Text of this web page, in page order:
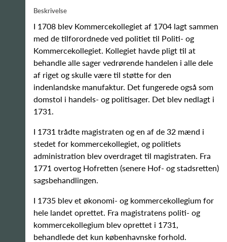
Beskrivelse
I 1708 blev Kommercekollegiet af 1704 lagt sammen
med de tilforordnede ved politiet til Politi- og
Kommercekollegiet. Kollegiet havde pligt til at
behandle alle sager vedrørende handelen i alle dele
af riget og skulle være til støtte for den
indenlandske manufaktur. Det fungerede også som
domstol i handels- og politisager. Det blev nedlagt i
1731.
I 1731 trådte magistraten og en af de 32 mænd i
stedet for kommercekollegiet, og politiets
administration blev overdraget til magistraten. Fra
1771 overtog Hofretten (senere Hof- og stadsretten)
sagsbehandlingen.
I 1735 blev et økonomi- og kommercekollegium for
hele landet oprettet. Fra magistratens politi- og
kommercekollegium blev oprettet i 1731,
behandlede det kun københavnske forhold.